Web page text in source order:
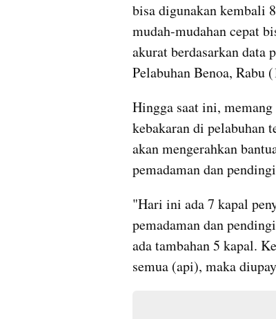
bisa digunakan kembali
mudah-mudahan cepat
akurat berdasarkan data
Pelabuhan Benoa, Rabu
Hingga saat ini,
kebakaran di pelabuhan
akan mengerahkan
pemadaman dan
"Hari ini ada 7 kapal
pemadaman dan
ada tambahan 5 kapal.
semua (api), maka